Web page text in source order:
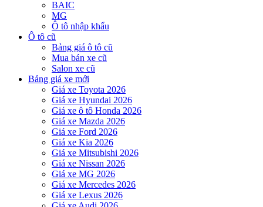
BAIC
MG
Ô tô nhập khẩu
Ô tô cũ
Bảng giá ô tô cũ
Mua bán xe cũ
Salon xe cũ
Bảng giá xe mới
Giá xe Toyota 2026
Giá xe Hyundai 2026
Giá xe ô tô Honda 2026
Giá xe Mazda 2026
Giá xe Ford 2026
Giá xe Kia 2026
Giá xe Mitsubishi 2026
Giá xe Nissan 2026
Giá xe MG 2026
Giá xe Mercedes 2026
Giá xe Lexus 2026